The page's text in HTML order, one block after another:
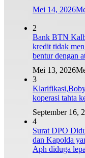
Mei 14, 2026
2
Bank BTN
kredit tidak
bentur dengan
Mei 13, 2026
3
koperasi tahta
September 16,
4
Surat DPO
dan Kapolda
Aph diduga